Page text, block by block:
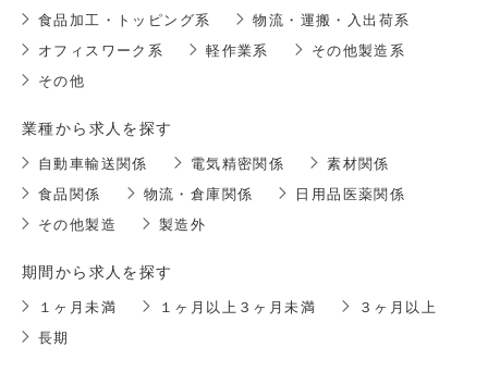
食品加工・トッピング系
物流・運搬・入出荷系
オフィスワーク系
軽作業系
その他製造系
その他
業種から求人を探す
自動車輸送関係 電気精密関係
素材関係
食品関係
物流・倉庫関係
日用品医薬関係
その他製造
製造外
期間から求人を探す
１ヶ月未満 １ヶ月以上３ヶ月未満
３ヶ月以上
長期